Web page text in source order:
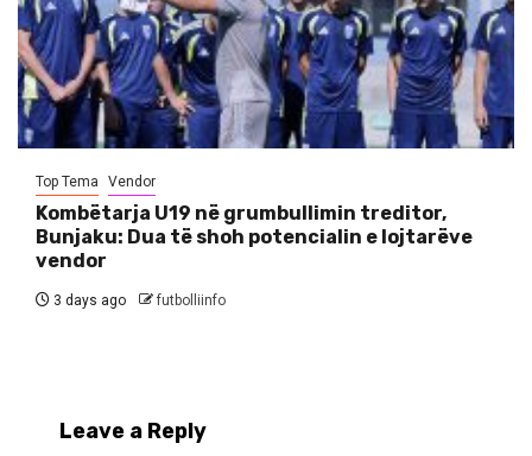
Top Tema Vendor
Kombëtarja U19 në grumbullimin treditor,
Bunjaku: Dua të shoh potencialin e lojtarëve
vendor
3 days ago futbolliinfo
Leave a Reply